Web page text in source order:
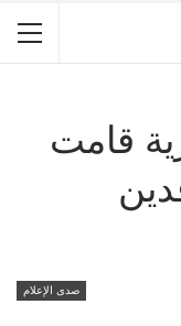
قامت
صدى الإعلام